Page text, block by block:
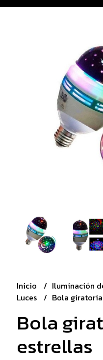
Inicio
Iluminación
Luces
Bola
Bola
estrellas